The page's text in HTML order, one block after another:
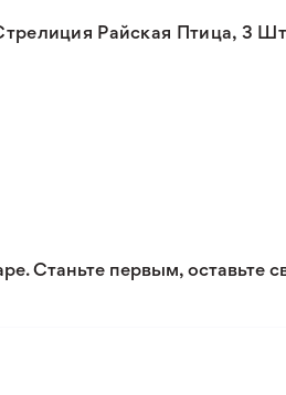
Райская Птица, 3
Станьте первым, оставьте